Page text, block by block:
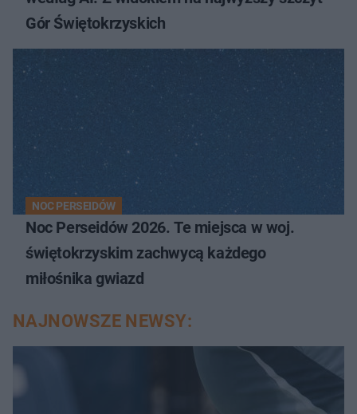
Gór Świętokrzyskich
NOC PERSEIDÓW
Noc Perseidów 2026. Te miejsca w woj.
świętokrzyskim zachwycą każdego
miłośnika gwiazd
NAJNOWSZE NEWSY: